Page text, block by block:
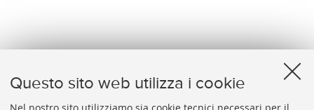
Questo sito web utilizza i cookie